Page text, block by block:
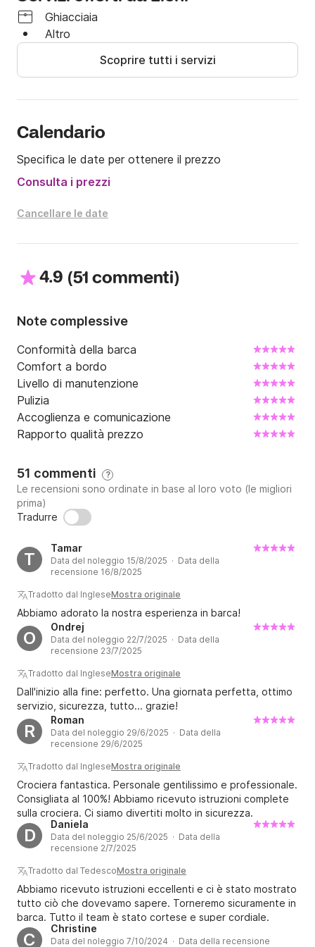
autorizzate ad essere utilizzate per sport
acquatici/wakeboard/sci nautico, ecc. La pesca è
consentita, in determinate circostanze.
Se hai bisogno di ulteriori informazioni, non esitare a
Ghiacciaia
Altro
Scoprire tutti i servizi
Calendario
Specifica le date per ottenere il prezzo
Consulta i prezzi
Cancellare le date
4.9 (51 commenti)
Note complessive
Conformità della barca
Comfort a bordo
Livello di manutenzione
Pulizia
Accoglienza e comunicazione
Rapporto qualità prezzo
51 commenti ?
Le recensioni sono ordinate in base al loro voto (le migliori
prima)
Tradurre
T
Tamar
Data del noleggio 15/8/2025 · Data della
recensione 16/8/2025
Tradotto dal IngleseMostra originale
Abbiamo adorato la nostra esperienza in barca!
O
Ondrej
Data del noleggio 22/7/2025 · Data della
recensione 23/7/2025
Tradotto dal IngleseMostra originale
Dall'inizio alla fine: perfetto. Una giornata perfetta, ottimo
servizio, sicurezza, tutto... grazie!
R
Roman
Data del noleggio 29/6/2025 · Data della
recensione 29/6/2025
Tradotto dal IngleseMostra originale
Crociera fantastica. Personale gentilissimo e professionale.
Consigliata al 100%! Abbiamo ricevuto istruzioni complete
sulla crociera. Ci siamo divertiti molto in sicurezza.
D
Daniela
Data del noleggio 25/6/2025 · Data della
recensione 2/7/2025
Tradotto dal TedescoMostra originale
Abbiamo ricevuto istruzioni eccellenti e ci è stato mostrato
tutto ciò che dovevamo sapere. Torneremo sicuramente in
barca. Tutto il team è stato cortese e super cordiale.
C
Christine
Data del noleggio 7/10/2024 · Data della recensione